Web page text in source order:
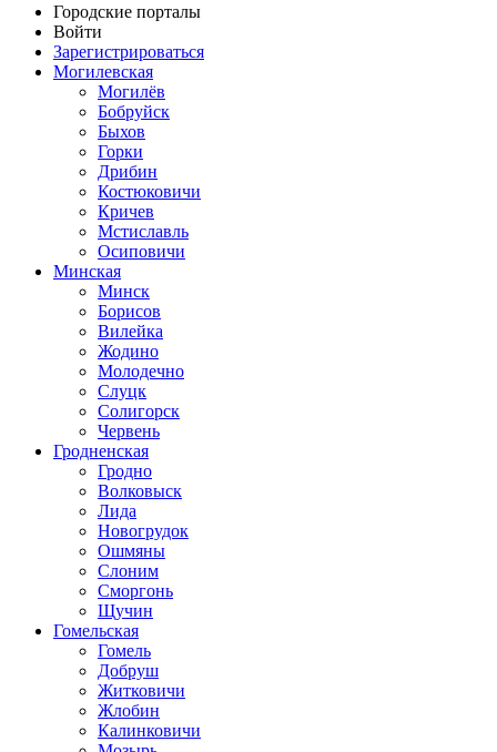
Городские порталы
Войти
Зарегистрироваться
Могилевская
Могилёв
Бобруйск
Быхов
Горки
Дрибин
Костюковичи
Кричев
Мстиславль
Осиповичи
Минская
Минск
Борисов
Вилейка
Жодино
Молодечно
Слуцк
Солигорск
Червень
Гродненская
Гродно
Волковыск
Лида
Новогрудок
Ошмяны
Слоним
Сморгонь
Щучин
Гомельская
Гомель
Добруш
Житковичи
Жлобин
Калинковичи